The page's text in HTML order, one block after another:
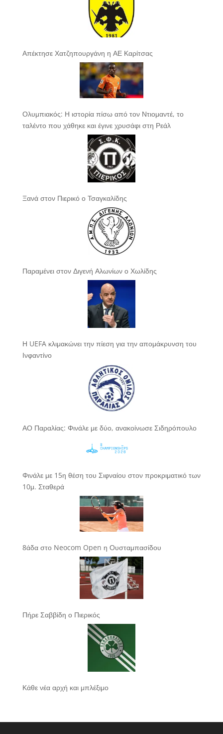
Απέκτησε Χατζηπουργάνη η ΑΕ Καρίτσας
Ολυμπιακός: Η ιστορία πίσω από τον Ντιομαντέ, το
ταλέντο που χάθηκε και έγινε χρυσάφι στη Ρεάλ
Ξανά στον Πιερικό ο Τσαγκαλίδης
Παραμένει στον Διγενή Αλωνίων ο Χωλίδης
Η UEFA κλιμακώνει την πίεση για την απομάκρυνση του
Ινφαντίνο
ΑΟ Παραλίας: Φινάλε με δύο, ανακοίνωσε Σιδηρόπουλο
Φινάλε με 15η θέση του Σιφναίου στον προκριματικό των
10μ. Σταθερά
8άδα στο Neocom Open η Ουσταμπασίδου
Πήρε Σαββίδη ο Πιερικός
Κάθε νέα αρχή και μπλέξιμο